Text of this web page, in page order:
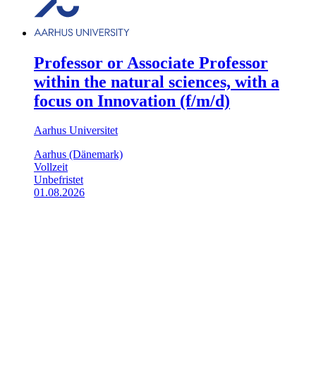
Professor or Associate Professor
within the natural sciences, with a
focus on Innovation (f/m/d)
Aarhus Universitet
Aarhus (Dänemark)
Vollzeit
Unbefristet
01.08.2026